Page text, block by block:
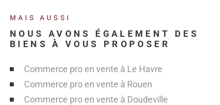
MAIS AUSSI
NOUS AVONS ÉGALEMENT DES
BIENS À VOUS PROPOSER
Commerce pro en vente à Le Havre
Commerce pro en vente à Rouen
Commerce pro en vente à Doudeville